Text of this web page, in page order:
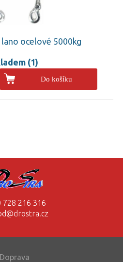
ocelové 5000kg
(1)
Do košíku
728 216 316
Doprava